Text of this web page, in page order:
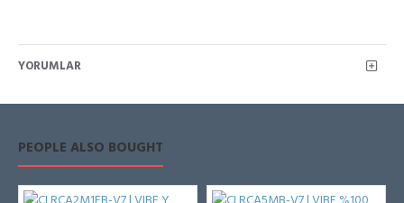
YORUMLAR
PEOPLE ALSO BOUGHT